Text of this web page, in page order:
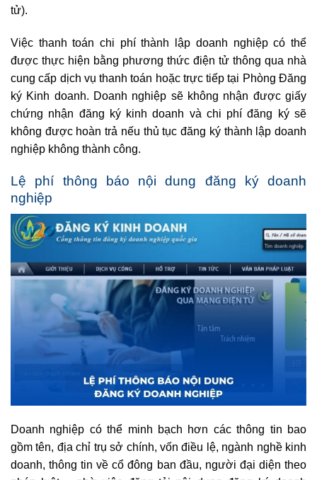
tử).
Việc thanh toán chi phí thành lập doanh nghiệp có thể
được thực hiện bằng phương thức điện tử thông qua nhà
cung cấp dịch vụ thanh toán hoặc trực tiếp tại Phòng Đăng
ký Kinh doanh. Doanh nghiệp sẽ không nhận được giấy
chứng nhận đăng ký kinh doanh và chi phí đăng ký sẽ
không được hoàn trả nếu thủ tục đăng ký thành lập doanh
nghiệp không thành công.
Lệ phí thông báo nội dung đăng ký doanh
nghiệp
Doanh nghiệp có thể minh bạch hơn các thông tin bao
gồm tên, địa chỉ trụ sở chính, vốn điều lệ, ngành nghề kinh
doanh, thông tin về cổ đông ban đầu, người đại diện theo